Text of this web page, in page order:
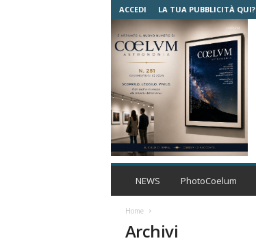
ACCEDI LA TUA PUBBLICITÀ QUI?
C
NEWS PhotoCoelum
Home
Archivi